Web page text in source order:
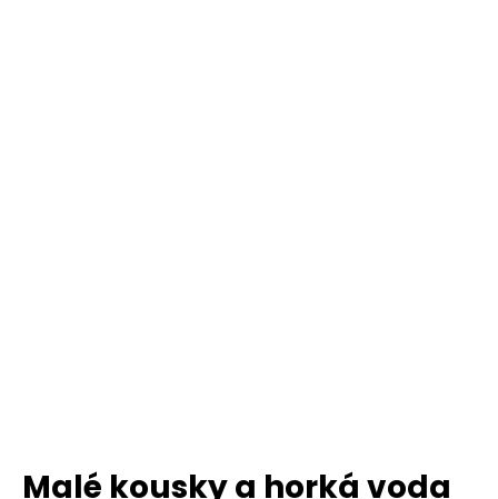
Malé kousky a horká voda